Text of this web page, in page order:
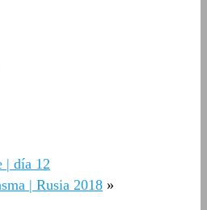
| día 12
| Rusia 2018 »